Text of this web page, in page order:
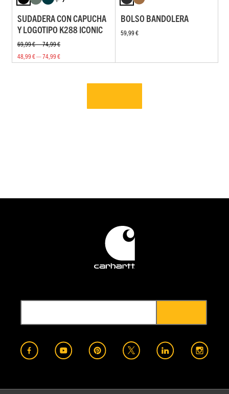
SUDADERA CON CAPUCHA
Y LOGOTIPO K288 ICONIC
69,99 € — 74,99 €
48,99 € — 74,99 €
BOLSO BANDOLERA
59,99 €